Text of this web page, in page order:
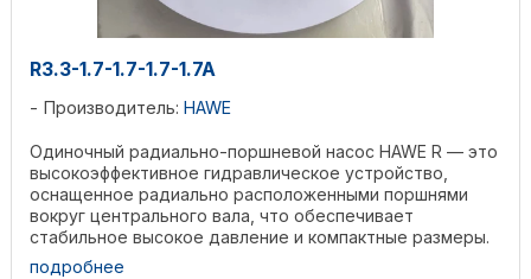
R3.3-1.7-1.7-1.7-1.7A
Производитель: HAWE
Одиночный радиально-поршневой насос HAWE R — это
высокоэффективное гидравлическое устройство,
оснащенное радиально расположенными поршнями
вокруг центрального вала, что обеспечивает
стабильное высокое давление и компактные размеры.
Изготовленный из ...
подробнее